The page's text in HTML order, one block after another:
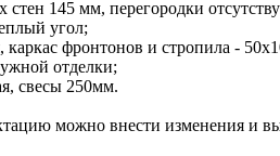
145 мм, перегородки
угол;
каркас фронтонов и стропила -
отделки;
свесы 250мм.
можно внести изменения и